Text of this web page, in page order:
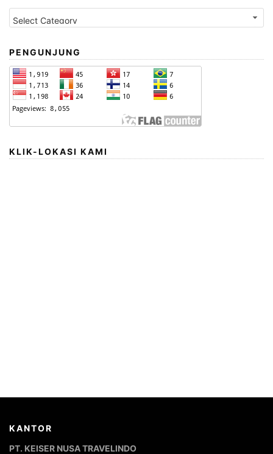
Kategori
PENGUNJUNG
KLIK-LOKASI KAMI
KANTOR
PT. KEISER NUSA TRAVELINDO